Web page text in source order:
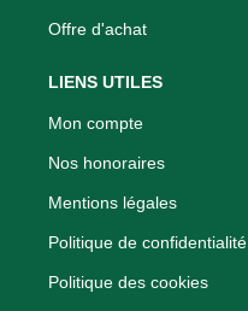
Offre d'achat
LIENS UTILES
Mon compte
Nos honoraires
Mentions légales
Politique de confidentialité
Politique des cookies